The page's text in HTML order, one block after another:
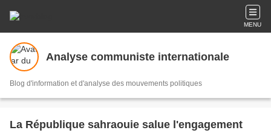
MENU
Analyse communiste internationale
Blog d'information et d'analyse des mouvements politiques
La République sahraouie salue l'engagement